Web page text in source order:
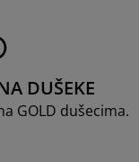
DUŠEKE
GOLD dušecima.